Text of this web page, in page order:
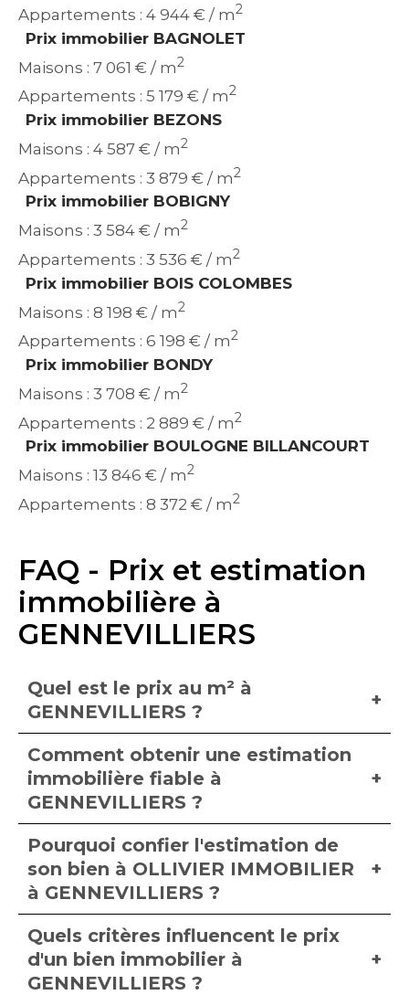
Appartements : 4 944 € / m2
Prix immobilier BAGNOLET
Maisons : 7 061 € / m2
Appartements : 5 179 € / m2
Prix immobilier BEZONS
Maisons : 4 587 € / m2
Appartements : 3 879 € / m2
Prix immobilier BOBIGNY
Maisons : 3 584 € / m2
Appartements : 3 536 € / m2
Prix immobilier BOIS COLOMBES
Maisons : 8 198 € / m2
Appartements : 6 198 € / m2
Prix immobilier BONDY
Maisons : 3 708 € / m2
Appartements : 2 889 € / m2
Prix immobilier BOULOGNE BILLANCOURT
Maisons : 13 846 € / m2
Appartements : 8 372 € / m2
FAQ - Prix et estimation
immobilière à
GENNEVILLIERS
Quel est le prix au m² à
GENNEVILLIERS ?
Comment obtenir une estimation
immobilière fiable à
GENNEVILLIERS ?
Pourquoi confier l'estimation de
son bien à OLLIVIER IMMOBILIER
à GENNEVILLIERS ?
Quels critères influencent le prix
d'un bien immobilier à
GENNEVILLIERS ?